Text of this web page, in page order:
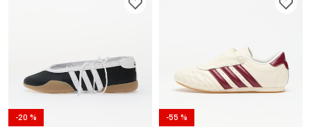
-20 % -55 %